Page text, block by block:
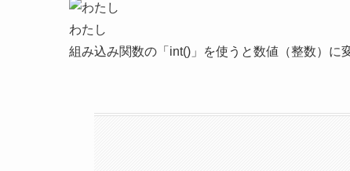
わたし
組み込み関数の「int()」を使うと数値（整数）に